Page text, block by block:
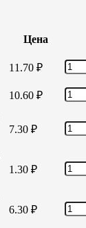
Цена
11.70 ₽
10.60 ₽
7.30 ₽
1.30 ₽
6.30 ₽